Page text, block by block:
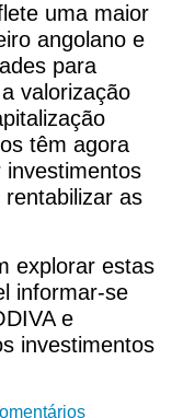
uma maior
angolano e
para
valorização
têm agora
investimentos
as
explorar estas
informar-se
e
investimentos